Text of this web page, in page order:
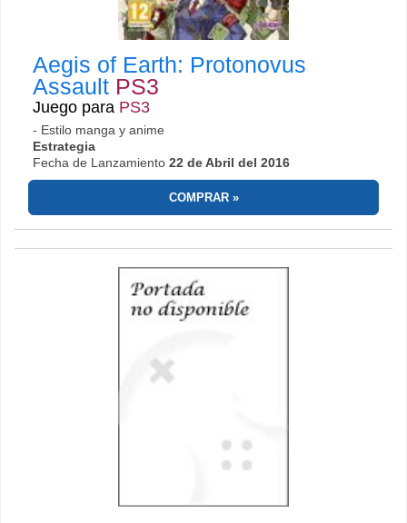
Aegis of Earth: Protonovus
Assault PS3
Juego para PS3
- Estilo manga y anime
Estrategia
Fecha de Lanzamiento 22 de Abril del 2016
COMPRAR